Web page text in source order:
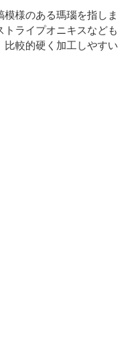
様のある瑪瑙を指し
ライプオニキスなど
較的硬く加工しやす